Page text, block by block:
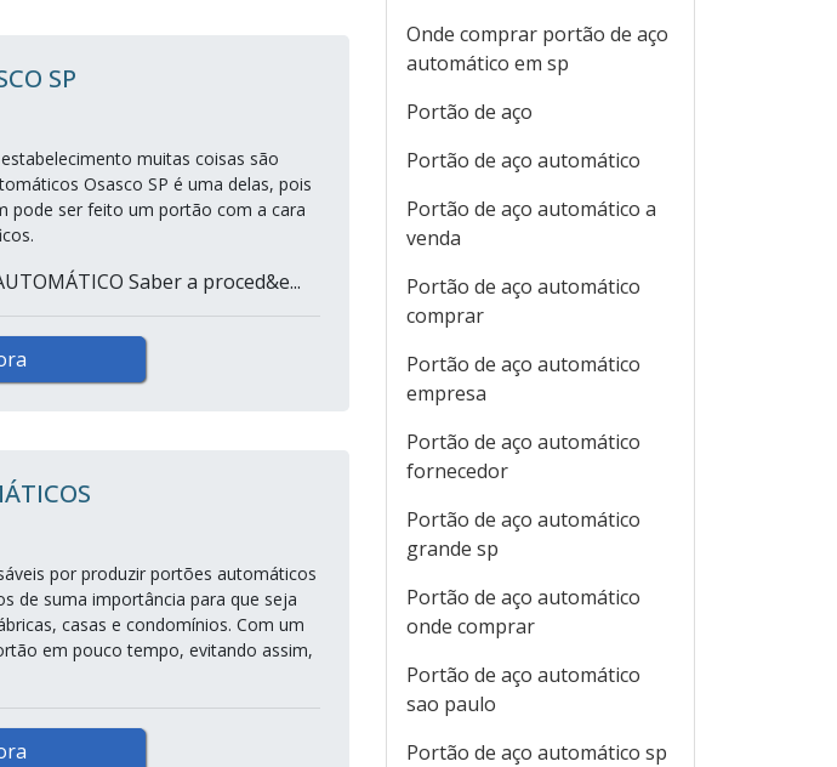
SP
muitas coisas são
Osasco SP é uma delas, pois
pode ser feito um portão com a cara
Saber a proced&e...
por produzir portões automáticos
de suma importância para que seja
casas e condomínios. Com um
em pouco tempo, evitando assim,
Onde comprar portão de aço
automático em sp
Portão de aço
Portão de aço automático
Portão de aço automático a
venda
Portão de aço automático
comprar
Portão de aço automático
empresa
Portão de aço automático
fornecedor
Portão de aço automático
grande sp
Portão de aço automático
onde comprar
Portão de aço automático
sao paulo
Portão de aço automático sp